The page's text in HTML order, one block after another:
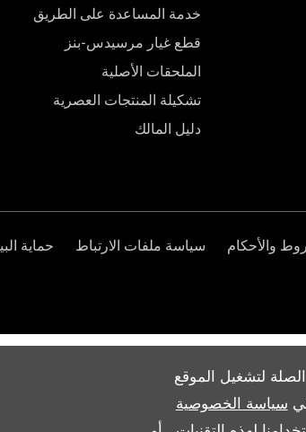
لتشغيل الموقع
سياسة الخصوصية
خدمة المساعدة على الطريق
قطع غيار مرسيدس-بنز
الملحقات الأصلية
تشكيلة المنتجات العصرية
دليل المالك
والأحكام سياسة ملفات الارتباط حماية